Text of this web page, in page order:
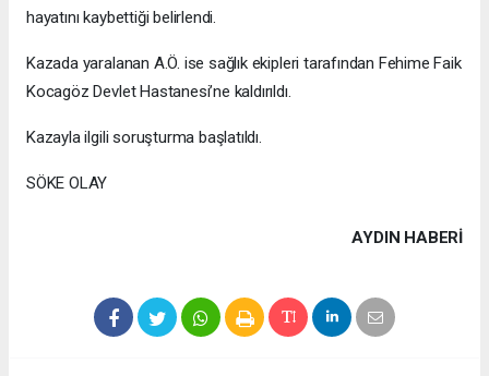
hayatını kaybettiği belirlendi.
Kazada yaralanan A.Ö. ise sağlık ekipleri tarafından Fehime Faik
Kocagöz Devlet Hastanesi’ne kaldırıldı.
Kazayla ilgili soruşturma başlatıldı.
SÖKE OLAY
AYDIN HABERİ